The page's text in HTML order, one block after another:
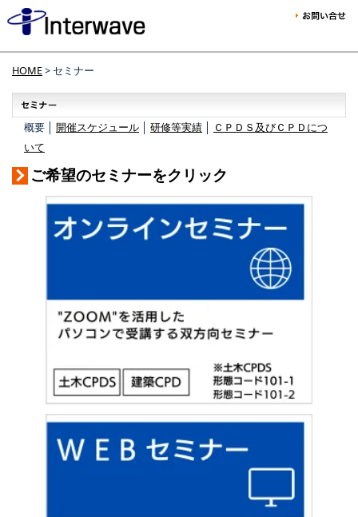
HOME> セミナー
概要 │ 開催スケジュール 研修等実績
ＣＰＤＳ及びＣＰＤにつ
いて
ご希望のセミナーをクリック